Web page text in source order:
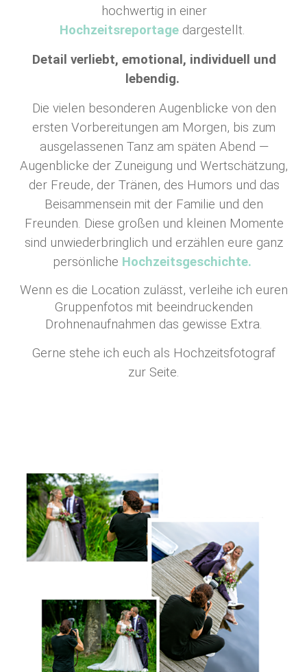
hochwertig in einer
Hochzeitsreportage dargestellt.
Detail verliebt, emotional, individuell und
lebendig.
Die vielen besonderen Augenblicke von den
ersten Vorbereitungen am Morgen, bis zum
ausgelassenen Tanz am späten Abend —
Augenblicke der Zuneigung und Wertschätzung,
der Freude, der Tränen, des Humors und das
Beisammensein mit der Familie und den
Freunden. Diese großen und kleinen Momente
sind unwiederbringlich und erzählen eure ganz
persönliche Hochzeitsgeschichte.
Wenn es die Location zulässt, verleihe ich euren
Gruppenfotos mit beeindruckenden
Drohnenaufnahmen das gewisse Extra.
Gerne stehe ich euch als Hochzeitsfotograf
zur Seite.